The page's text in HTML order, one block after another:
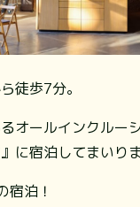
徒歩7分。
オールインクルー
に宿泊してまいり
宿泊！